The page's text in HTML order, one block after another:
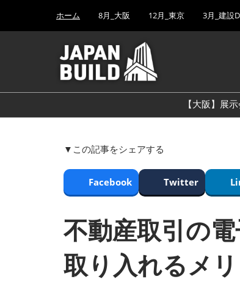
キ
プ
し
て
to
ホーム 8月_大阪 12月_東京 3月_建設
【大阪】展
▼この記事をシェアする
Facebook Twitter
不動産取引の
取り入れるメ